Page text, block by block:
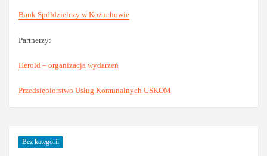
Bank Spółdzielczy w Kożuchowie
Partnerzy:
Herold – organizacja wydarzeń
Przedsiębiorstwo Usług Komunalnych USKOM
Bez kategorii